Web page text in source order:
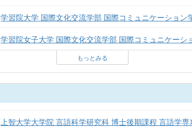
学習院大学 国際文化交流学部 国際コミュニケーション
学習院女子大学 国際文化交流学部 国際コミュニケーシ
もっとみる
上智大学大学院 言語科学研究科 博士後期課程 言語学専